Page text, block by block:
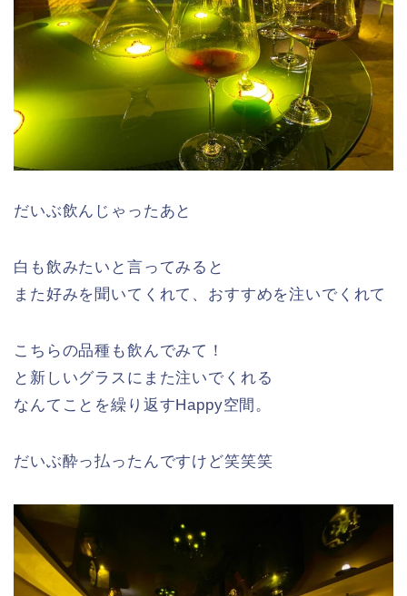
だいぶ飲んじゃったあと
白も飲みたいと言ってみると
また好みを聞いてくれて、おすすめを注いでくれて
こちらの品種も飲んでみて！
と新しいグラスにまた注いでくれる
なんてことを繰り返すHappy空間。
だいぶ酔っ払ったんですけど笑笑笑